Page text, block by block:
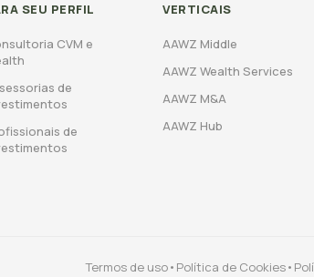
SEU PERFIL
CVM e
de
de
VERTICAIS
AAWZ Middle
AAWZ Wealth Services
AAWZ M&A
AAWZ Hub
Termos de uso• Política de Cookies•